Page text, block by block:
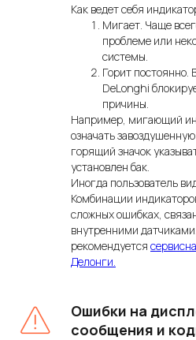
Как ведет себя
Мигает. Чаще
проблеме или
системы.
Горит постоянно.
DeLonghi
причины.
Например, мигающий
означать
горящий значок
установлен бак.
Иногда пользователь
Комбинации
сложных ошибках,
внутренними
рекомендуется
Делонги.
Ошибки на
сообщения и